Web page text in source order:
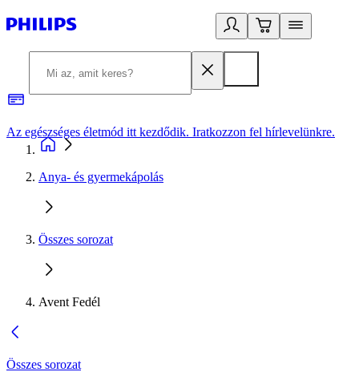
Az egészséges életmód itt kezdődik. Iratkozzon fel hírlevelünkre.
Anya- és gyermekápolás
Összes sorozat
Avent Fedél
Összes sorozat